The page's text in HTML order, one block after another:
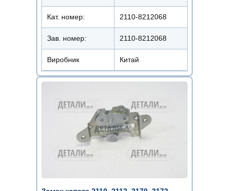
Кат. номер: 2110-8212068
Зав. номер: 2110-8212068
Виробник Китай